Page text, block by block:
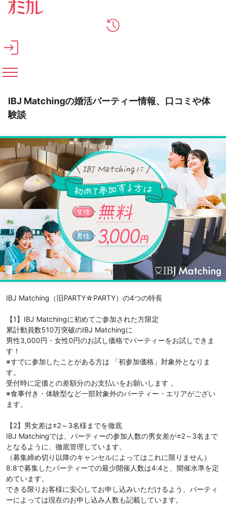
メインコンテンツへスキップ
IBJ Matchingの婚活パーティー情報、口コミや体
験談
IBJ Matching（旧PARTY☆PARTY）の4つの特長
【1】IBJ Matchingに初めてご参加された方限定
累計動員数510万突破のIBJ Matchingに
男性3,000円・女性0円のお試し価格でパーティーをお試しできま
す！
※すでに参加したことがある方は 「初参加価格」対象外となりま
す。
受付時に定価との差額分のお支払いをお願いします 。
※食事付き・体験型など一部対象外のパーティー・エリアがござい
ます。
【2】男女差は±2～3名様までを徹底
IBJ Matchingでは、パーティーの参加人数の男女差が±2～3名まで
となるように、徹底管理しています。
（募集締め切り以降のキャンセルによってはこれに限りません）
8:8で募集したパーティーでの最少開催人数は4:4と、開催水準を定
めています。
できる限りお客様に安心してお申し込みいただけるよう、パーティ
ーによっては現在のお申し込み人数も記載しています。